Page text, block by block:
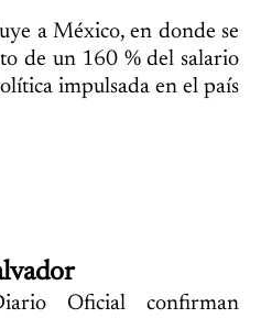
a México, en donde se
de un 160 % del salario
impulsada en el país
Oficial confirman